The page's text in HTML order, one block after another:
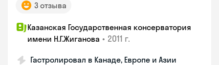
3 отзыва
Казанская Государственная консерватория
имени Н.Г.Жиганова • 2011 г.
Гастролировал в Канаде, Европе и Азии